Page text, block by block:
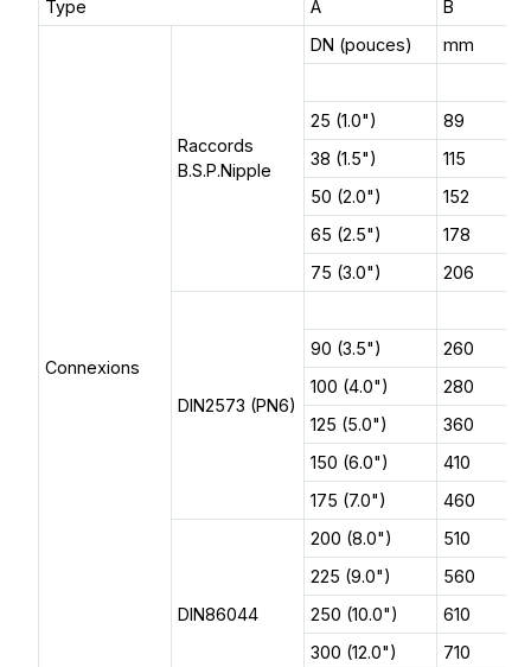
Type A B
Connexions
Raccords
B.S.P.Nipple
DN (pouces) mm
25 (1.0")
89
38 (1.5")
115
50 (2.0")
152
65 (2.5")
178
75 (3.0")
206
DIN2573 (PN6)
90 (3.5")
260
100 (4.0")
280
125 (5.0")
360
150 (6.0")
410
175 (7.0")
460
DIN86044
200 (8.0")
510
225 (9.0")
560
250 (10.0")
610
300 (12.0")
710